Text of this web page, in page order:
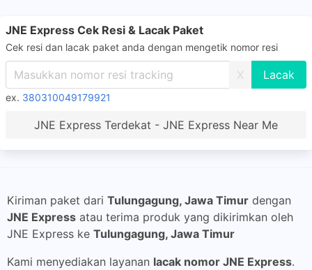
JNE Express Cek Resi & Lacak Paket
Cek resi dan lacak paket anda dengan mengetik nomor resi
X
ex. 380310049179921
JNE Express Terdekat - JNE Express Near Me
Kiriman paket dari Tulungagung, Jawa Timur dengan
JNE Express atau terima produk yang dikirimkan oleh
JNE Express ke Tulungagung, Jawa Timur
Kami menyediakan layanan lacak nomor JNE Express.